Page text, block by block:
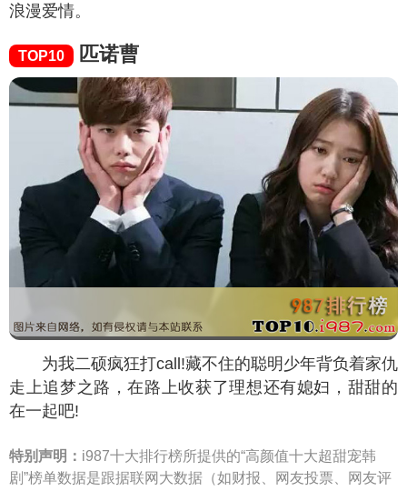
浪漫爱情。
TOP10 匹诺曹
为我二硕疯狂打call!藏不住的聪明少年背负着家仇
走上追梦之路，在路上收获了理想还有媳妇，甜甜的
在一起吧!
特别声明： i987十大排行榜所提供的“高颜值十大超甜宠韩
剧”榜单数据是跟据联网大数据（如财报、网友投票、网友评